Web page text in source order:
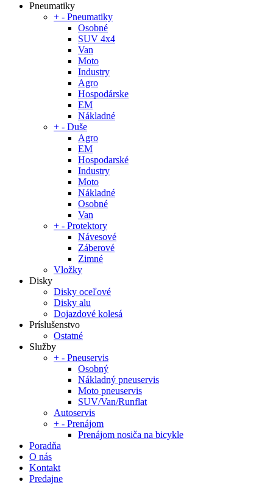
Pneumatiky
+ - Pneumatiky
Osobné
SUV 4x4
Van
Moto
Industry
Agro
Hospodárske
EM
Nákladné
+ - Duše
Agro
EM
Hospodarské
Industry
Moto
Nákladné
Osobné
Van
+ - Protektory
Návesové
Záberové
Zimné
Vložky
Disky
Disky oceľové
Disky alu
Dojazdové kolesá
Príslušenstvo
Ostatné
Služby
+ - Pneuservis
Osobný
Nákladný pneuservis
Moto pneuservis
SUV/Van/Runflat
Autoservis
+ - Prenájom
Prenájom nosiča na bicykle
Poradňa
O nás
Kontakt
Predajne